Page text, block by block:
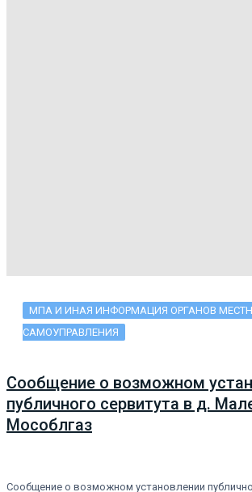
МПА И ИНАЯ ИНФОРМАЦИЯ ОРГАНОВ
САМОУПРАВЛЕНИЯ
Сообщение о возможном
публичного сервитута в д.
Мособлгаз
Сообщение о возможном установлении